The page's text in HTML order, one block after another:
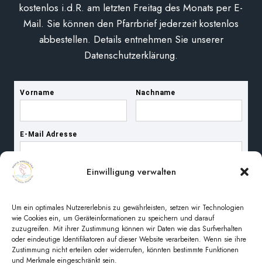
Einwilligung verwalten
Um ein optimales Nutzererlebnis zu gewährleisten, setzen wir Technologien
wie Cookies ein, um Geräteinformationen zu speichern und darauf
zuzugreifen. Mit ihrer Zustimmung können wir Daten wie das Surfverhalten
oder eindeutige Identifikatoren auf dieser Website verarbeiten. Wenn sie ihre
Zustimmung nicht erteilen oder widerrufen, könnten bestimmte Funktionen
und Merkmale eingeschränkt sein.
kostenlos i.d.R. am letzten Freitag des Monats per E-
Mail. Sie können den Pfarrbrief jederzeit kostenlos
abbestellen. Details entnehmen Sie unserer
Datenschutzerklärung.